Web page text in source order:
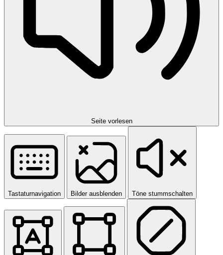
Seite vorlesen
Tastaturnavigation Bilder ausblenden Töne stummschalten